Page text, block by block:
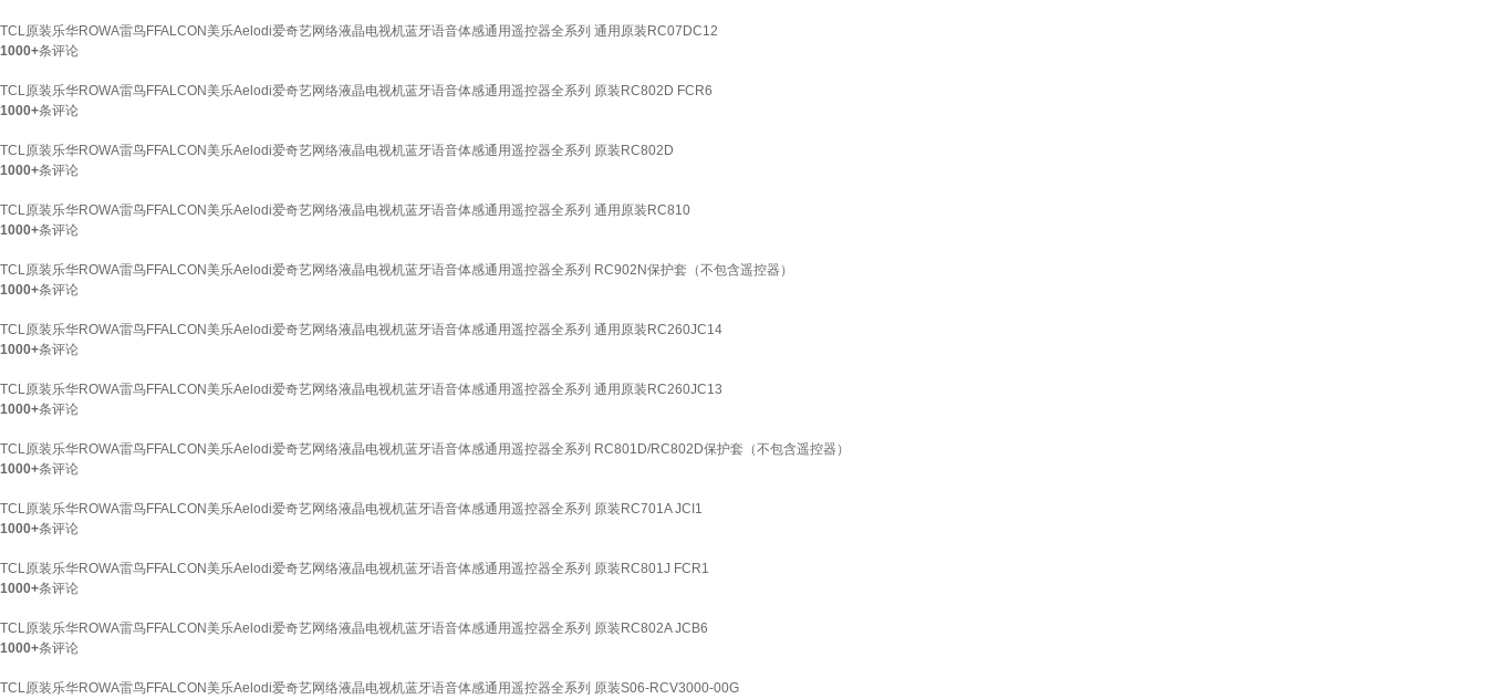
TCL原装乐华ROWA雷鸟FFALCON美乐Aelodi爱奇艺网络液晶电视机蓝牙语音体感通用遥控器全系列 通用原装RC07DC12
1000+条评论
TCL原装乐华ROWA雷鸟FFALCON美乐Aelodi爱奇艺网络液晶电视机蓝牙语音体感通用遥控器全系列 原装RC802D FCR6
1000+条评论
TCL原装乐华ROWA雷鸟FFALCON美乐Aelodi爱奇艺网络液晶电视机蓝牙语音体感通用遥控器全系列 原装RC802D
1000+条评论
TCL原装乐华ROWA雷鸟FFALCON美乐Aelodi爱奇艺网络液晶电视机蓝牙语音体感通用遥控器全系列 通用原装RC810
1000+条评论
TCL原装乐华ROWA雷鸟FFALCON美乐Aelodi爱奇艺网络液晶电视机蓝牙语音体感通用遥控器全系列 RC902N保护套（不包含遥控器）
1000+条评论
TCL原装乐华ROWA雷鸟FFALCON美乐Aelodi爱奇艺网络液晶电视机蓝牙语音体感通用遥控器全系列 通用原装RC260JC14
1000+条评论
TCL原装乐华ROWA雷鸟FFALCON美乐Aelodi爱奇艺网络液晶电视机蓝牙语音体感通用遥控器全系列 通用原装RC260JC13
1000+条评论
TCL原装乐华ROWA雷鸟FFALCON美乐Aelodi爱奇艺网络液晶电视机蓝牙语音体感通用遥控器全系列 RC801D/RC802D保护套（不包含遥控器）
1000+条评论
TCL原装乐华ROWA雷鸟FFALCON美乐Aelodi爱奇艺网络液晶电视机蓝牙语音体感通用遥控器全系列 原装RC701A JCI1
1000+条评论
TCL原装乐华ROWA雷鸟FFALCON美乐Aelodi爱奇艺网络液晶电视机蓝牙语音体感通用遥控器全系列 原装RC801J FCR1
1000+条评论
TCL原装乐华ROWA雷鸟FFALCON美乐Aelodi爱奇艺网络液晶电视机蓝牙语音体感通用遥控器全系列 原装RC802A JCB6
1000+条评论
TCL原装乐华ROWA雷鸟FFALCON美乐Aelodi爱奇艺网络液晶电视机蓝牙语音体感通用遥控器全系列 原装S06-RCV3000-00G